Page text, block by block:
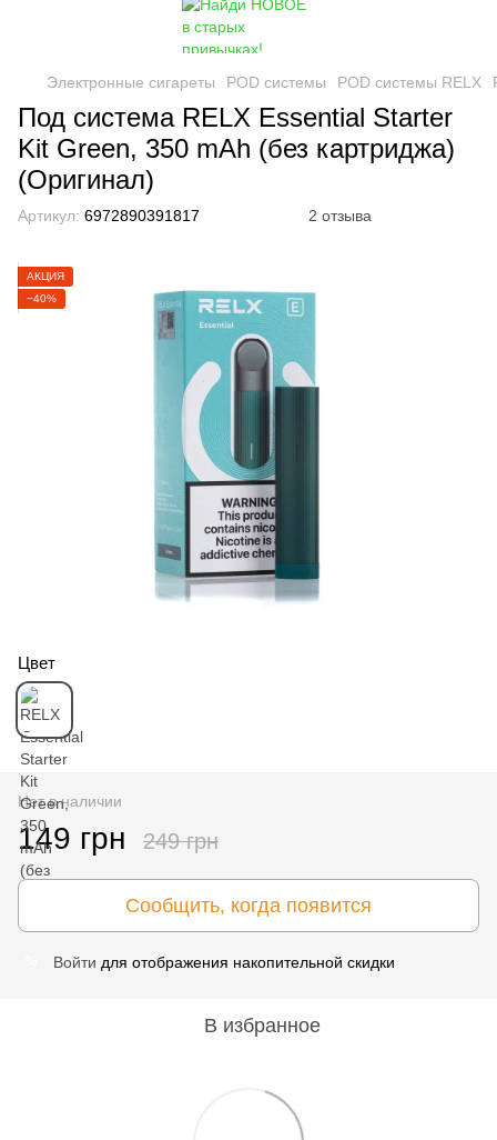
Электронные сигареты POD системы POD системы RELX
Под система RELX Essential Starter
Kit Green, 350 mAh (без картриджа)
(Оригинал)
Артикул: 6972890391817 2 отзыва
АКЦИЯ
−40%
Цвет
Нет в наличии
149 грн 249 грн
Сообщить, когда появится
Войти для отображения накопительной скидки
В избранное